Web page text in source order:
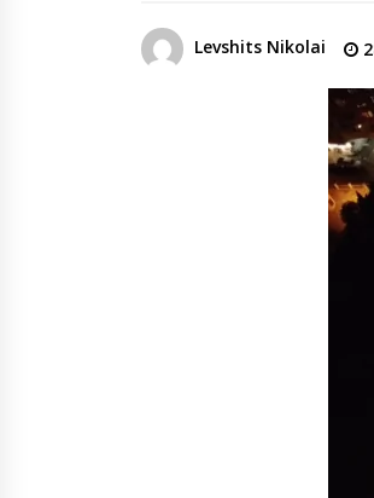
Грузию за
плохих
Любовь
—сюжет
более 10
Levshits Nikolai